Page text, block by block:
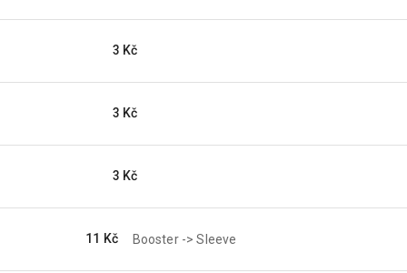
3 Kč
3 Kč
3 Kč
11 Kč Booster -> Sleeve